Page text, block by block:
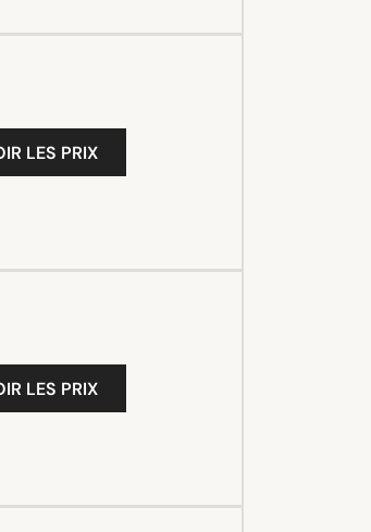
LES PRIX
LES PRIX